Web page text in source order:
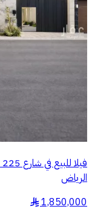
الرياض
1,850,000
§